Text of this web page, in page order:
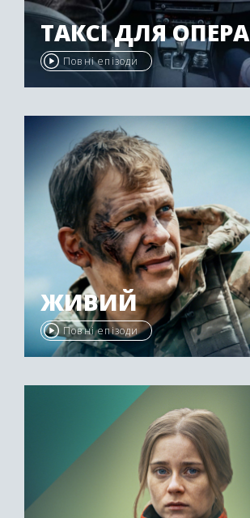
ТАКСІ ДЛЯ ОПЕРА
Повні епізоди
ЖИВИЙ
Повні епізоди